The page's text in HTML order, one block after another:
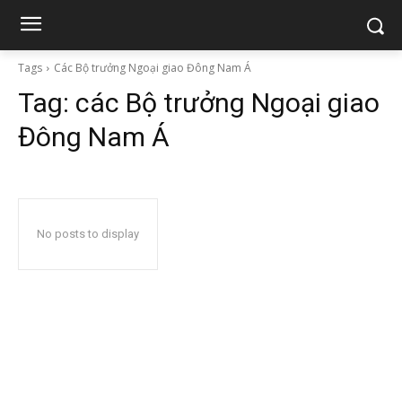
Tags Các Bộ trưởng Ngoại giao Đông Nam Á
Tag: các Bộ trưởng Ngoại giao
Đông Nam Á
No posts to display